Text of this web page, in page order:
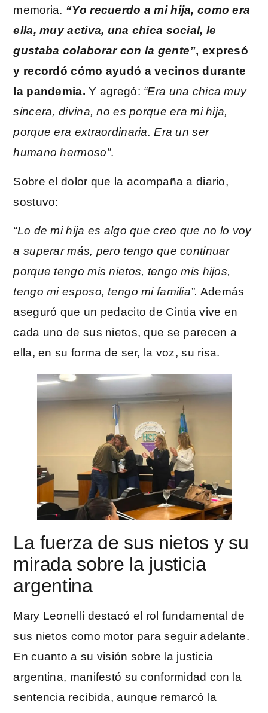
memoria. “Yo recuerdo a mi hija, como era
ella, muy activa, una chica social, le
gustaba colaborar con la gente”, expresó
y recordó cómo ayudó a vecinos durante
la pandemia. Y agregó: “Era una chica muy
sincera, divina, no es porque era mi hija,
porque era extraordinaria. Era un ser
humano hermoso”.
Sobre el dolor que la acompaña a diario,
sostuvo:
“Lo de mi hija es algo que creo que no lo voy
a superar más, pero tengo que continuar
porque tengo mis nietos, tengo mis hijos,
tengo mi esposo, tengo mi familia”. Además
aseguró que un pedacito de Cintia vive en
cada uno de sus nietos, que se parecen a
ella, en su forma de ser, la voz, su risa.
La fuerza de sus nietos y su
mirada sobre la justicia
argentina
Mary Leonelli destacó el rol fundamental de
sus nietos como motor para seguir adelante.
En cuanto a su visión sobre la justicia
argentina, manifestó su conformidad con la
sentencia recibida, aunque remarcó la